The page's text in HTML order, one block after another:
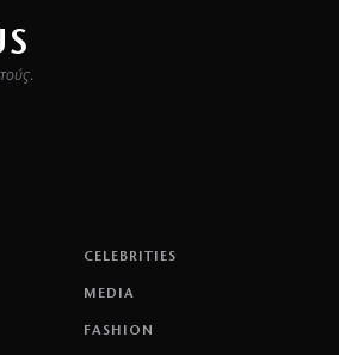
CELEBRITIES
MEDIA
FASHION